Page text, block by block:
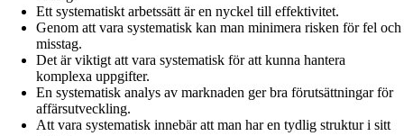
Ett systematiskt arbetssätt är en nyckel till effektivitet.
Genom att vara systematisk kan man minimera risken för fel och
misstag.
Det är viktigt att vara systematisk för att kunna hantera
komplexa uppgifter.
En systematisk analys av marknaden ger bra förutsättningar för
affärsutveckling.
Att vara systematisk innebär att man har en tydlig struktur i sitt